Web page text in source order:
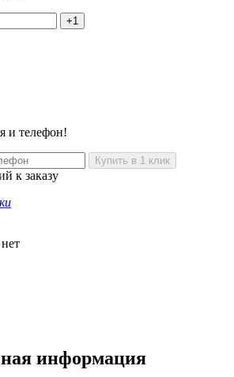
+1
и телефон!
к заказу
информация